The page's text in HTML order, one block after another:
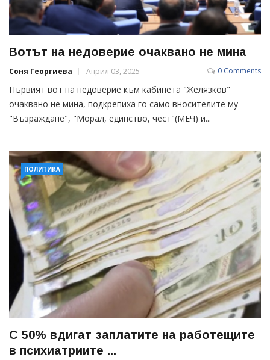
Вотът на недоверие очаквано не мина
Соня Георгиева Април 03, 2025 0 Comments
Първият вот на недоверие към кабинета "Желязков"
очаквано не мина, подкрепиха го само вносителите му -
"Възраждане", "Морал, единство, чест"(МЕЧ) и...
ПОЛИТИКА
С 50% вдигат заплатите на работещите
в психиатриите ...